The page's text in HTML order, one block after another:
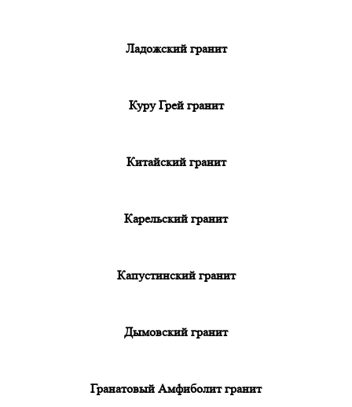
Ладожский гранит
Куру Грей гранит
Китайский гранит
Карельский гранит
Капустинский гранит
Дымовский гранит
Гранатовый Амфиболит гранит